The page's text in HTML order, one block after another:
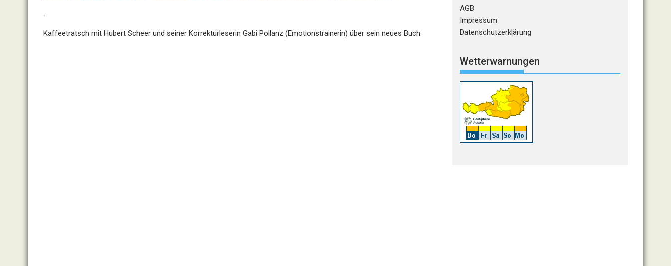
.
Kaffeetratsch mit Hubert Scheer und seiner Korrekturleserin Gabi Pollanz (Emotionstrainerin) über sein neues Buch.
AGB
Impressum
Datenschutzerklärung
Wetterwarnungen